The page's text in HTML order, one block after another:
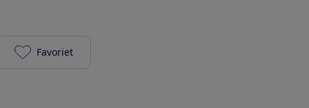
Siemens KI41RNSE0 toevoegen aan je favorieten
Favoriet